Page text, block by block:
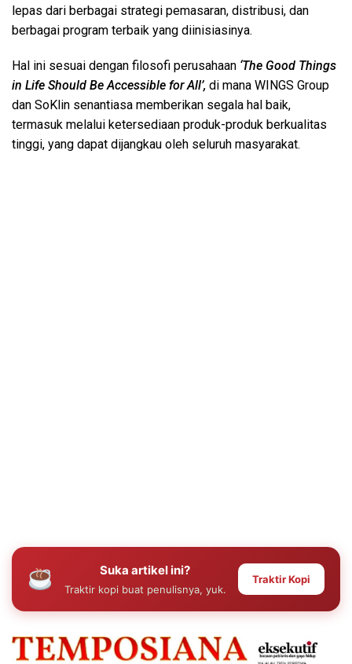
lepas dari berbagai strategi pemasaran, distribusi, dan
berbagai program terbaik yang diinisiasinya.
Hal ini sesuai dengan filosofi perusahaan ‘The Good Things
in Life Should Be Accessible for All’, di mana WINGS Group
dan SoKlin senantiasa memberikan segala hal baik,
termasuk melalui ketersediaan produk-produk berkualitas
tinggi, yang dapat dijangkau oleh seluruh masyarakat.
Suka artikel ini?
Traktir kopi buat penulisnya, yuk.
Traktir Kopi